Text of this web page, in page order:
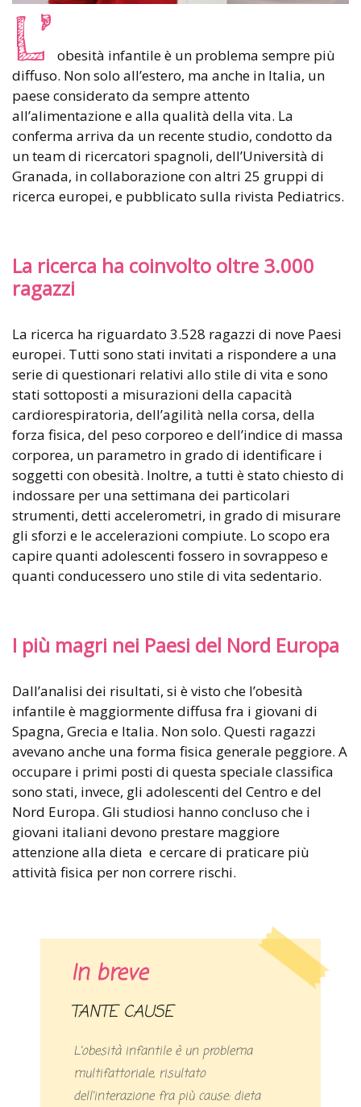
L’ obesità infantile è un problema sempre più
diffuso. Non solo all’estero, ma anche in Italia, un
paese considerato da sempre attento
all’alimentazione e alla qualità della vita. La
conferma arriva da un recente studio, condotto da
un team di ricercatori spagnoli, dell’Università di
Granada, in collaborazione con altri 25 gruppi di
ricerca europei, e pubblicato sulla rivista Pediatrics.
La ricerca ha coinvolto oltre 3.000
ragazzi
La ricerca ha riguardato 3.528 ragazzi di nove Paesi
europei. Tutti sono stati invitati a rispondere a una
serie di questionari relativi allo stile di vita e sono
stati sottoposti a misurazioni della capacità
cardiorespiratoria, dell’agilità nella corsa, della
forza fisica, del peso corporeo e dell’indice di massa
corporea, un parametro in grado di identificare i
soggetti con obesità. Inoltre, a tutti è stato chiesto di
indossare per una settimana dei particolari
strumenti, detti accelerometri, in grado di misurare
gli sforzi e le accelerazioni compiute. Lo scopo era
capire quanti adolescenti fossero in sovrappeso e
quanti conducessero uno stile di vita sedentario.
I più magri nei Paesi del Nord Europa
Dall’analisi dei risultati, si è visto che l’obesità
infantile è maggiormente diffusa fra i giovani di
Spagna, Grecia e Italia. Non solo. Questi ragazzi
avevano anche una forma fisica generale peggiore. A
occupare i primi posti di questa speciale classifica
sono stati, invece, gli adolescenti del Centro e del
Nord Europa. Gli studiosi hanno concluso che i
giovani italiani devono prestare maggiore
attenzione alla dieta e cercare di praticare più
attività fisica per non correre rischi.
In breve
TANTE CAUSE
L’obesità infantile è un problema
multifattoriale, risultato
dell’interazione fra più cause: dieta